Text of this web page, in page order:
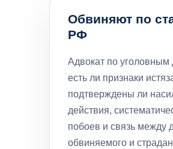
Обвиняют по
РФ
Адвокат по уголовным
есть ли признаки
подтверждены ли
действия,
побоев и связь между
обвиняемого и